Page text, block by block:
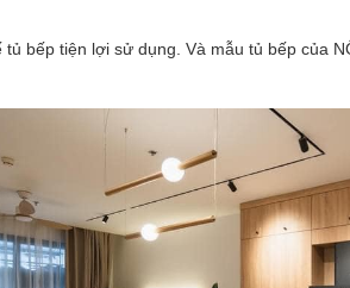
bếp tiện lợi sử dụng. Và mẫu tủ bếp của